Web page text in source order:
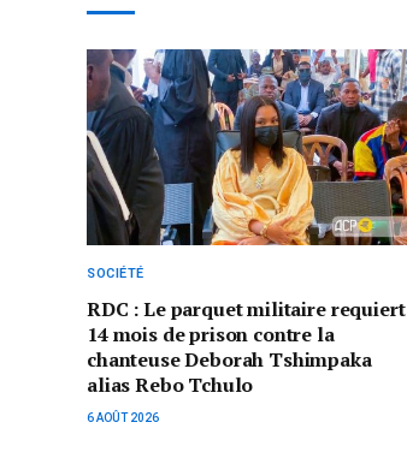
SOCIÉTÉ
RDC : Le parquet militaire requiert
14 mois de prison contre la
chanteuse Deborah Tshimpaka
alias Rebo Tchulo
6 AOÛT 2026